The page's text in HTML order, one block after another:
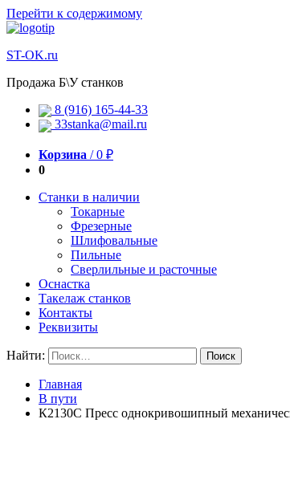
Перейти к содержимому
ST-OK.ru
Продажа Б\У станков
8 (916) 165-44-33
33stanka@mail.ru
Корзина /0 ₽
0
Станки в наличии
Токарные
Фрезерные
Шлифовальные
Пильные
Сверлильные и расточные
Оснастка
Такелаж станков
Контакты
Реквизиты
Найти:
Главная
В пути
К2130С Пресс однокривошипный